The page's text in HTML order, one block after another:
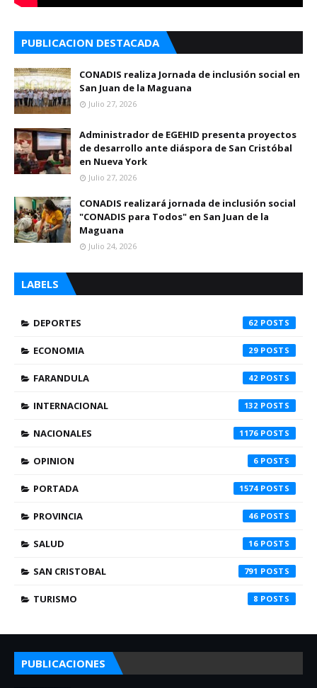
PUBLICACION DESTACADA
CONADIS realiza Jornada de inclusión social en
San Juan de la Maguana
Julio 27, 2026
Administrador de EGEHID presenta proyectos
de desarrollo ante diáspora de San Cristóbal
en Nueva York
Julio 27, 2026
CONADIS realizará jornada de inclusión social
"CONADIS para Todos" en San Juan de la
Maguana
Julio 24, 2026
LABELS
DEPORTES 62
ECONOMIA 29
FARANDULA 42
INTERNACIONAL 132
NACIONALES 1176
OPINION 6
PORTADA 1574
PROVINCIA 46
SALUD 16
SAN CRISTOBAL 791
TURISMO 8
PUBLICACIONES